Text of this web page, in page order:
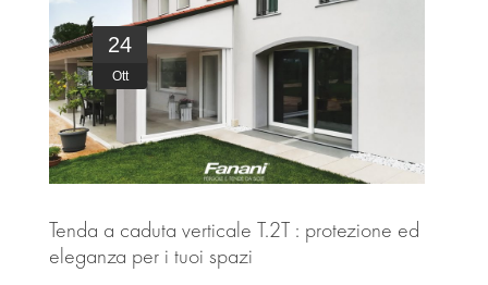
24
Ott
Tenda a caduta verticale T.2T : protezione ed
eleganza per i tuoi spazi